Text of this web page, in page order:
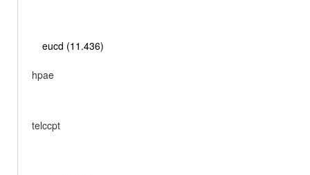
eucd (11.436)
hpae
telccpt